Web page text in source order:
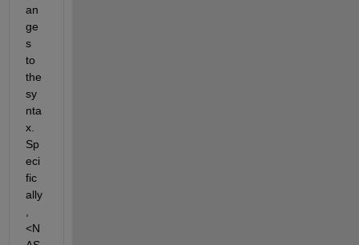
an
ge
s
to
the
sy
nta
x.
Sp
eci
fic
ally
<N